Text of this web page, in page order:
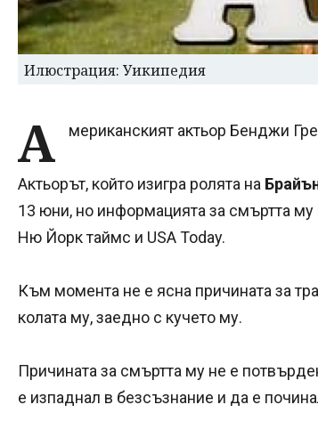
Илюстрация: Уикипедия
А мериканският актьор Бенджи
Актьорът, който изигра ролята на
13 юни, но информацията за смъртта
Ню Йорк таймс и USA Today.
Към момента не е ясна причината за
колата му, заедно с кучето му.
Причината за смъртта му не е
е изпаднал в безсъзнание и да е